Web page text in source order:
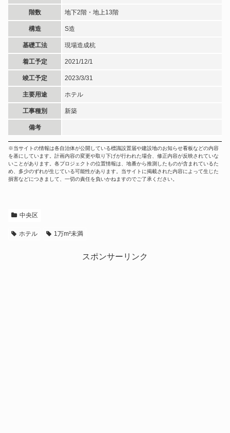
階数 地下2階・地上13階
構造 S造
基礎工法 現場造成杭
着工予定 2021/12/1
竣工予定 2023/3/31
主要用途 ホテル
工事種別 新築
備考
※当サイトの情報は各自治体が公開している標識設置届や建設地のお知らせ看板などの内容
を基にしています。計画内容の変更や取り下げが行われた場合、修正内容が反映されていな
いことがあります。各プロジェクトの位置情報は、地番から推測したものが含まれているた
め、多少のずれが生じている可能性があります。当サイトに掲載された内容によって生じた
損害などにつきまして、一切の責任を負いかねますのでご了承ください。
中央区
ホテル 1万m²未満
スポンサーリンク